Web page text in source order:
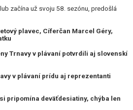
začína už svoju 58. sezónu, predošlá
plavec, Cíferčan Marcel Géry,
Trnavy v plávaní potvrdili aj slovenskí
v plávaní prídu aj reprezentanti
pripomína deväťdesiatiny, chýba len